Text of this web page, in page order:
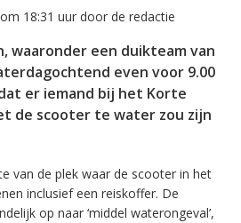
18:31 uur door de redactie
waaronder een duikteam van
even voor 9.00
er iemand bij het Korte
de scooter te water zou zijn
van de plek waar de scooter in het
inclusief een reiskoffer. De
op naar ‘middel waterongeval’,